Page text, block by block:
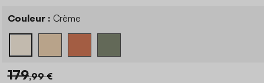
Couleur : Crème
179,99 €